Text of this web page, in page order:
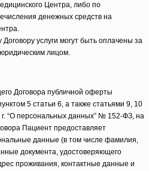
Центра, либо по
денежных средств на
услуги могут быть оплачены за
лицом.
Договора публичной оферты
5 статьи 6, а также статьями 9, 10
“О персональных данных” № 152-ФЗ, на
Пациент предоставляет
данные (в том числе фамилия,
документа, удостоверяющего
проживания, контактные данные и